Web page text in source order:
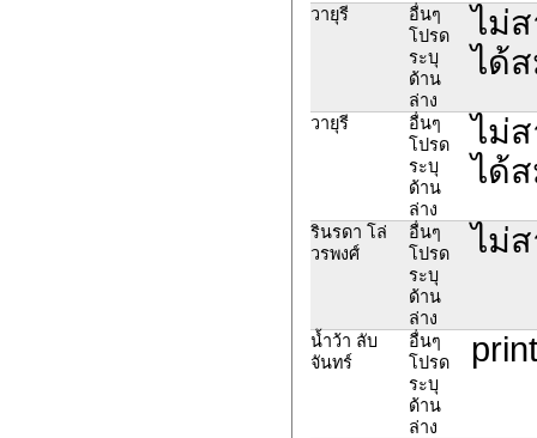
วายุรี
อื่นๆ
โปรด
ระบุ
ด้าน
ล่าง
ไม่
ได้
วายุรี
อื่นๆ
โปรด
ระบุ
ด้าน
ล่าง
ไม่
ได้
รินรดา โล่
วรพงศ์
อื่นๆ
โปรด
ระบุ
ด้าน
ล่าง
ไม่
น้ำว้า ลับ
จันทร์
อื่นๆ
โปรด
ระบุ
ด้าน
ล่าง